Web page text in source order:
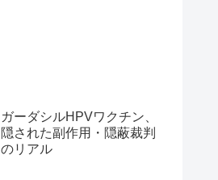
ガーダシルHPVワクチン、
隠された副作用・隠蔽裁判
のリアル